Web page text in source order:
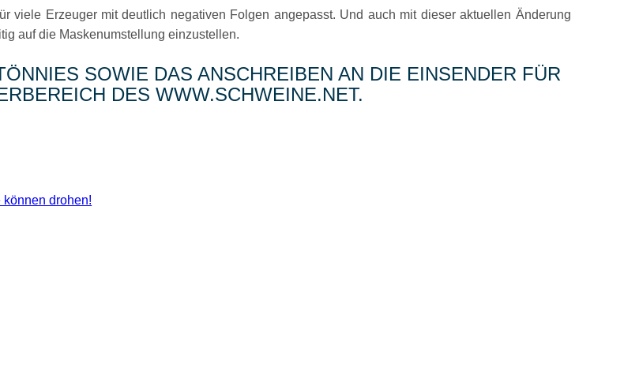
viele Erzeuger mit deutlich negativen Folgen angepasst. Und auch mit dieser aktuellen Änderung
auf die Maskenumstellung einzustellen.
SOWIE DAS ANSCHREIBEN AN DIE EINSENDER FÜR
DES WWW.SCHWEINE.NET.
drohen!